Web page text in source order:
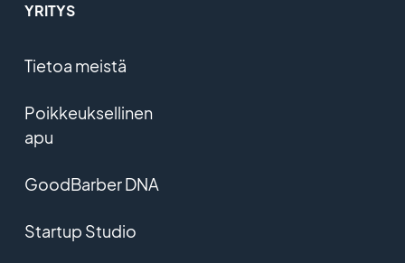
YRITYS
Tietoa meistä
Poikkeuksellinen
apu
GoodBarber DNA
Startup Studio